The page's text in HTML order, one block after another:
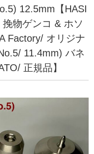
12.5mm【HASI
物ゲンコ & ホソ
Factory/ オリジナ
11.4mm) バネ
正規品】